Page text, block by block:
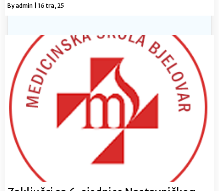
Byadmin 16 tra, 25